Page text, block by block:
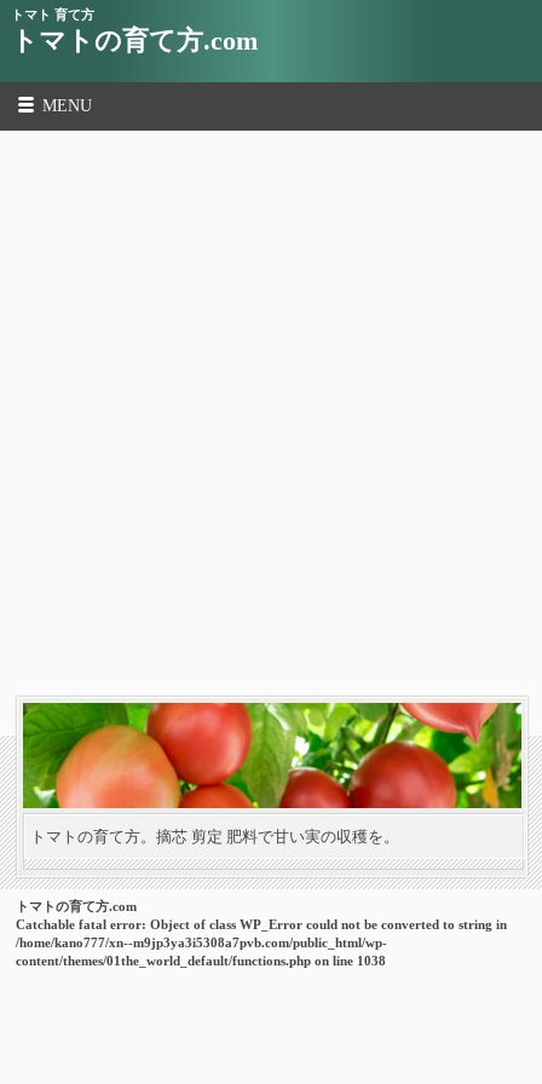
トマト 育て方
トマトの育て方.com
MENU
トマトの育て方。摘芯 剪定 肥料で甘い実の収穫を。
トマトの育て方.com
Catchable fatal error: Object of class WP_Error could not be converted to string in
/home/kano777/xn--m9jp3ya3i5308a7pvb.com/public_html/wp-
content/themes/01the_world_default/functions.php on line 1038